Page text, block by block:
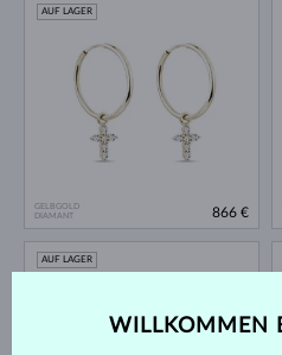
GELBGOLD
DIAMANT
AUF LAGER
866 €
AUF LAGER
WILLKOMMEN